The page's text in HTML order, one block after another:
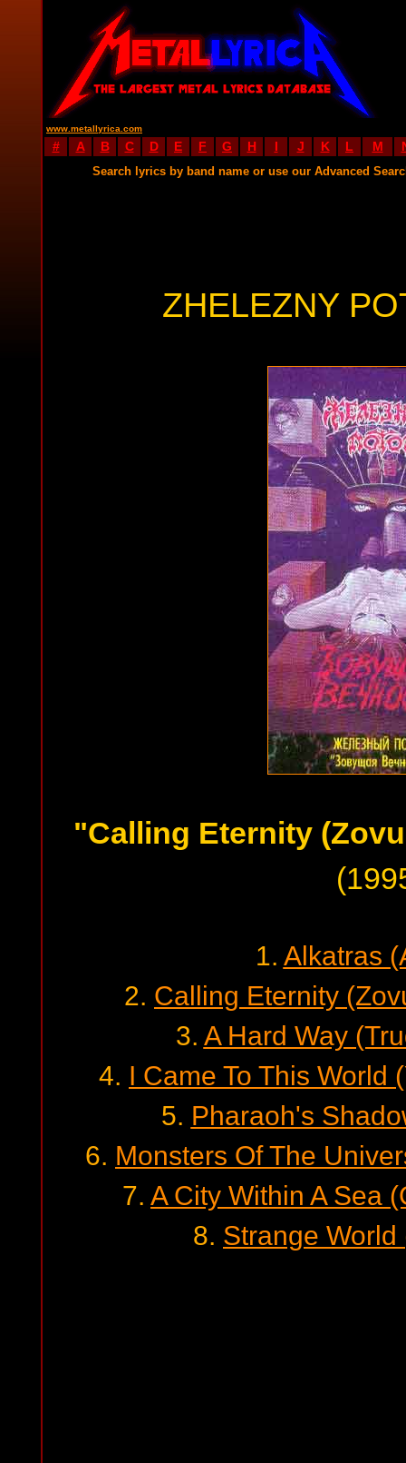
www.metallyrica.com
# A B C D E F G H I J K L M
Search lyrics by band name or use our Advanced
ZHELEZNY
"Calling Eternity
1. Alkatras
2. Calling Eternity
3. A Hard Way
4. I Came To This World
5. Pharaoh's
6. Monsters Of The
7. A City Within A Sea
8. Strange